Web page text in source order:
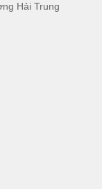
Hải Trung